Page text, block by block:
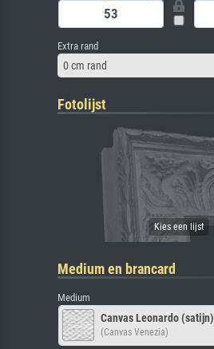
Extra rand
0 cm rand
Fotolijst
Medium en brancard
Medium
Canvas Leonardo (satijn)
(Canvas Venezia)